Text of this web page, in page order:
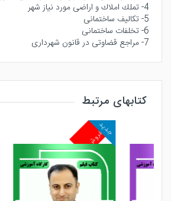
4- تملك املاك و اراضى مورد نياز شهر
5- تكاليف ساختمانى
6- تخلفات ساختمانى
7- مراجع قضاوتى در قانون شهردارى
کتابهای مرتبط